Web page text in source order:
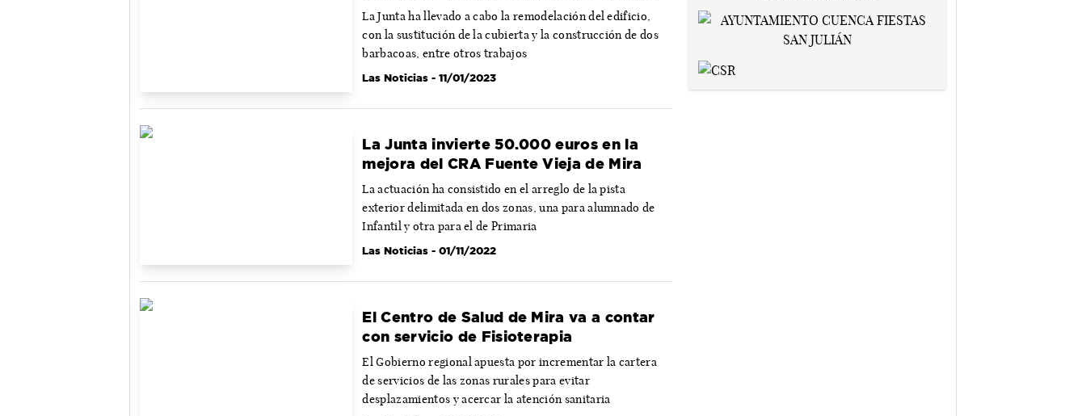
La Junta ha llevado a cabo la remodelación del edificio,
con la sustitución de la cubierta y la construcción de dos
barbacoas, entre otros trabajos
Las Noticias - 11/01/2023
La Junta invierte 50.000 euros en la
mejora del CRA Fuente Vieja de Mira
La actuación ha consistido en el arreglo de la pista
exterior delimitada en dos zonas, una para alumnado de
Infantil y otra para el de Primaria
Las Noticias - 01/11/2022
El Centro de Salud de Mira va a contar
con servicio de Fisioterapia
El Gobierno regional apuesta por incrementar la cartera
de servicios de las zonas rurales para evitar
desplazamientos y acercar la atención sanitaria